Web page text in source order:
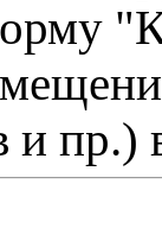
и пр.)